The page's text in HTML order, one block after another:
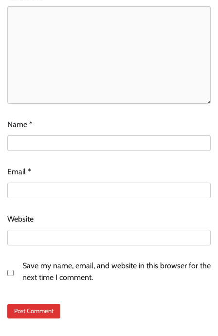
Name *
Email *
Website
Save my name, email, and website in this browser for the
next time I comment.